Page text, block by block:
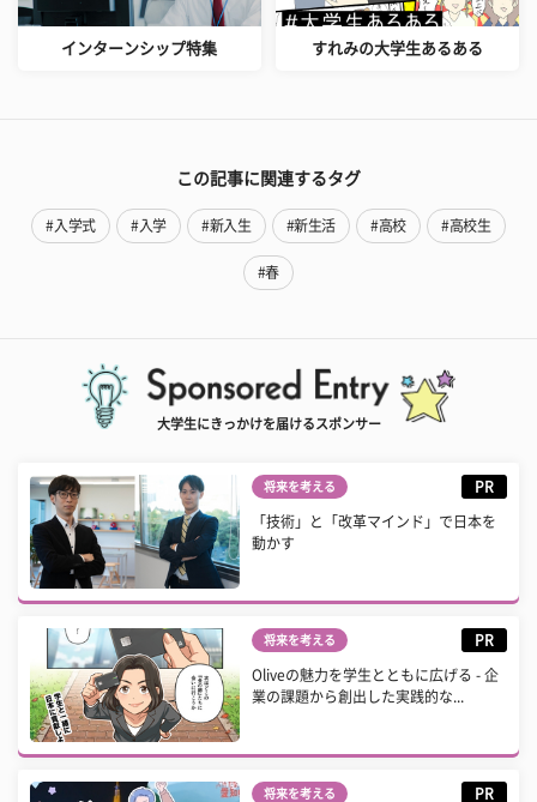
インターンシップ特集 すれみの大学生あるある
この記事に関連するタグ
#入学式 #入学 #新入生 #新生活 #高校 #高校生
#春
大学生にきっかけを届けるスポンサー
将来を考える PR
「技術」と「改革マインド」で日本を
動かす
将来を考える PR
Oliveの魅力を学生とともに広げる - 企
業の課題から創出した実践的な...
将来を考える PR